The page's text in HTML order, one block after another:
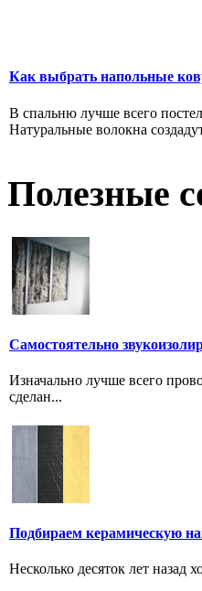
Как выбрать напольные
В спальню лучше всего
Натуральные волокна
Полезные
Самостоятельно
Изначально лучше всего
сделан...
Подбираем керамическую
Несколько десяток лет назад